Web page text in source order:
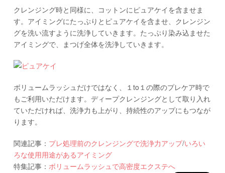
クレンジング時と同様に、コットンにピュアケイを含ませま
す。アイミングにたっぷりとピュアケイを含ませ、クレンジン
グを洗い流すように洗浄していきます。たっぷり染み込ませた
アイミングで、まつげ全体を洗浄していきます。
ボリュームラッシュだけではなく、１to１の際のプレケア時で
もご利用いただけます。ディープクレンジングとして取り入れ
ていただければ、洗浄力も上がり、持続性のアップにもつなが
ります。
関連記事： プレ処理前のクレンジングで洗浄力アップ/いろい
ろな使用用途があるアイミング
特集記事： ボリュームラッシュで高密度エクステへ